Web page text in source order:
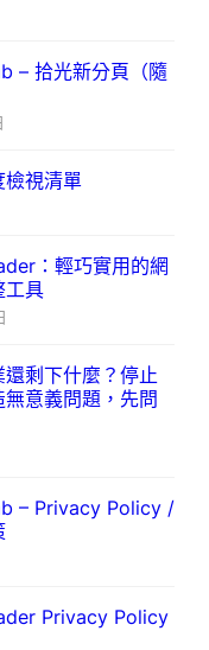
– 拾光新分頁（隨
檢視清單
：輕巧實用的網
工具
剩下什麼？停止
意義問題，先問
– Privacy Policy /
Privacy Policy